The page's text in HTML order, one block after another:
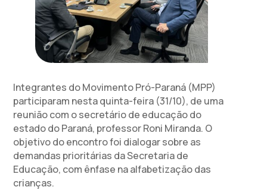
Integrantes do Movimento Pró-Paraná (MPP)
participaram nesta quinta-feira (31/10), de uma
reunião com o secretário de educação do
estado do Paraná, professor Roni Miranda. O
objetivo do encontro foi dialogar sobre as
demandas prioritárias da Secretaria de
Educação, com ênfase na alfabetização das
crianças.